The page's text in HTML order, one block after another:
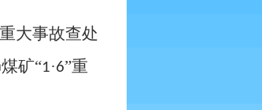
大事故查处
矿“1·6”重